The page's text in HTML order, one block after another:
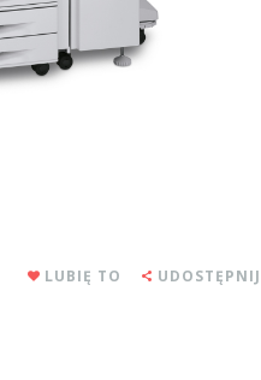
LUBIĘ TO UDOSTĘPNIJ